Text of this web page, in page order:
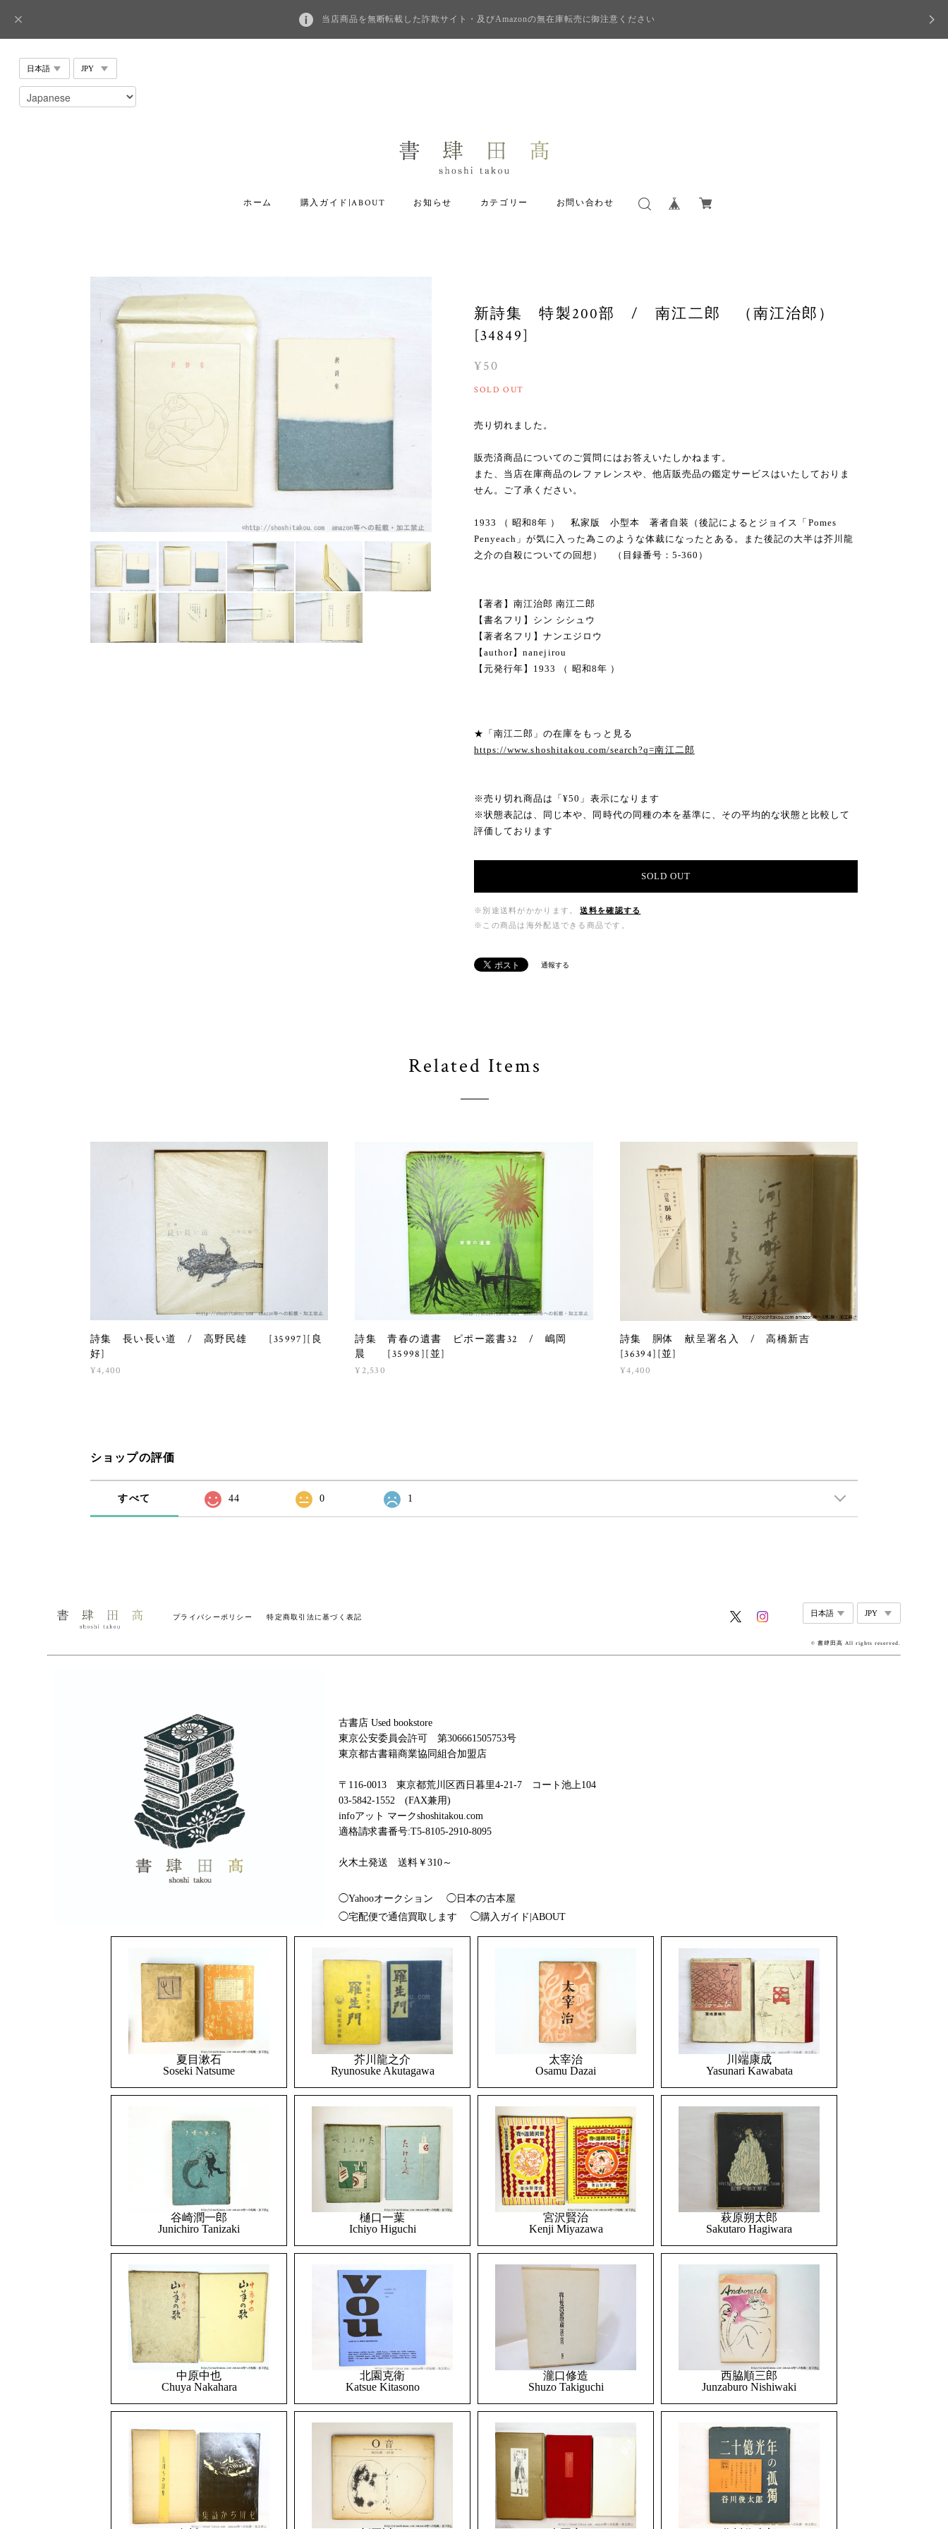
当店商品を無断転載した詐欺サイト・及びAmazonの無在庫転売に御注意ください
ホーム 購入ガイド|ABOUT お知らせ カテゴリー お問い合わせ
新詩集 特製200部 / 南江二郎 （南江治郎）
[34849]
¥50
SOLD OUT
売り切れました。
販売済商品についてのご質問にはお答えいたしかねます。
また、当店在庫商品のレファレンスや、他店販売品の鑑定サービスはいたしておりま
せん。ご了承ください。
1933 （ 昭和8年 ） 私家版 小型本 著者自装（後記によるとジョイス「Pomes
Penyeach」が気に入った為このような体裁になったとある。また後記の大半は芥川龍
之介の自殺についての回想） （目録番号：5-360）
【著者】南江治郎 南江二郎
【書名フリ】シン シシュウ
【著者名フリ】ナンエジロウ
【author】nanejirou
【元発行年】1933 （ 昭和8年 ）
★「南江二郎」の在庫をもっと見る
https://www.shoshitakou.com/search?q=南江二郎
※売り切れ商品は「¥50」表示になります
※状態表記は、同じ本や、同時代の同種の本を基準に、その平均的な状態と比較して
評価しております
SOLD OUT
※別途送料がかかります。
送料を確認する
※この商品は海外配送できる商品です。
通報する
Related Items
詩集 長い長い道 / 高野民雄 [35997][良
好]
¥4,400
詩集 青春の遺書 ピポー叢書32 / 嶋岡
晨 [35998][並]
¥2,530
詩集 胴体 献呈署名入 / 高橋新吉
[36394][並]
¥4,400
ショップの評価
すべて 44 0 1
プライバシーポリシー 特定商取引法に基づく表記
© 書肆田高 All rights reserved.
古書店 Used bookstore
東京公安委員会許可 第306661505753号
東京都古書籍商業協同組合加盟店
〒116-0013 東京都荒川区西日暮里4-21-7 コート池上104
03-5842-1552 (FAX兼用)
infoアット マークshoshitakou.com
適格請求書番号:T5-8105-2910-8095
火木土発送 送料￥310～
◯Yahooオークション
◯日本の古本屋
◯宅配便で通信買取します
◯購入ガイド|ABOUT
夏目漱石
Soseki Natsume
芥川龍之介
Ryunosuke Akutagawa
太宰治
Osamu Dazai
川端康成
Yasunari Kawabata
谷崎潤一郎
Junichiro Tanizaki
樋口一葉
Ichiyo Higuchi
宮沢賢治
Kenji Miyazawa
萩原朔太郎
Sakutaro Hagiwara
中原中也
Chuya Nakahara
北園克衛
Katsue Kitasono
瀧口修造
Shuzo Takiguchi
西脇順三郎
Junzaburo Nishiwaki